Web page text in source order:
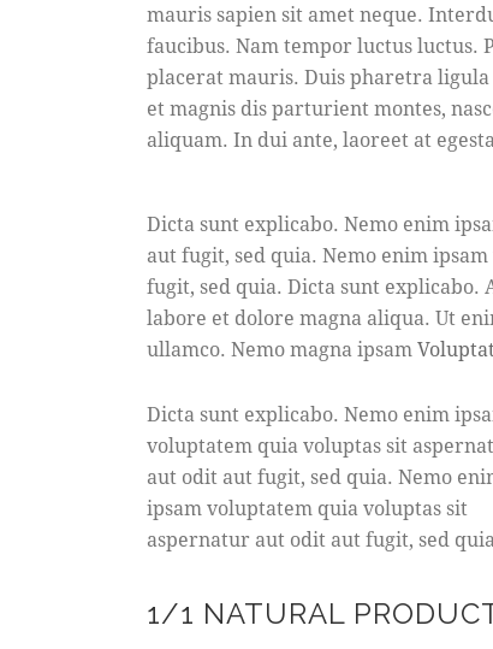
mauris sapien sit amet neque.
faucibus. Nam tempor luctus luctus.
placerat mauris. Duis pharetra
et magnis dis parturient montes,
aliquam. In dui ante, laoreet at
Dicta sunt explicabo. Nemo enim
aut fugit, sed quia. Nemo enim
fugit, sed quia. Dicta sunt
labore et dolore magna aliqua. Ut
ullamco. Nemo magna ipsam
Dicta sunt explicabo. Nemo enim
voluptatem quia voluptas sit
aut odit aut fugit, sed quia. Nemo
ipsam voluptatem quia voluptas sit
aspernatur aut odit aut fugit, sed
1/1 NATURAL